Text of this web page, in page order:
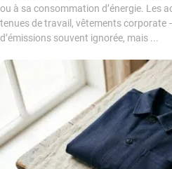
ou à sa consommation d’énergie. Les
tenues de travail, vêtements corporate
d’émissions souvent ignorée, mais ...